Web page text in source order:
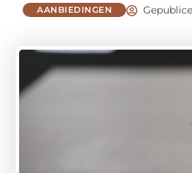
AANBIEDINGEN